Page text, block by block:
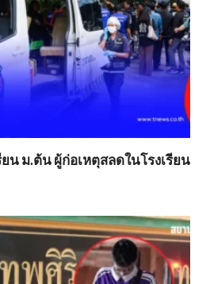
น ม.ต้น ผู้ก่อเหตุสลดในโรงเรียน